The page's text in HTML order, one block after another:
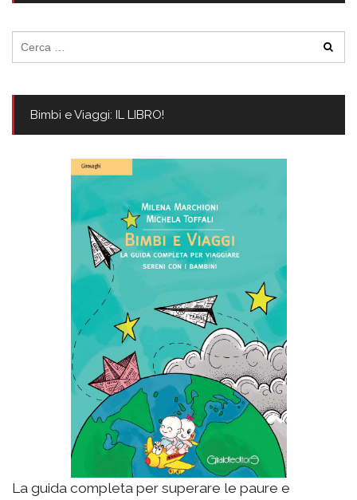
per:
Bimbi e Viaggi: IL LIBRO!
La guida completa per superare le paure e